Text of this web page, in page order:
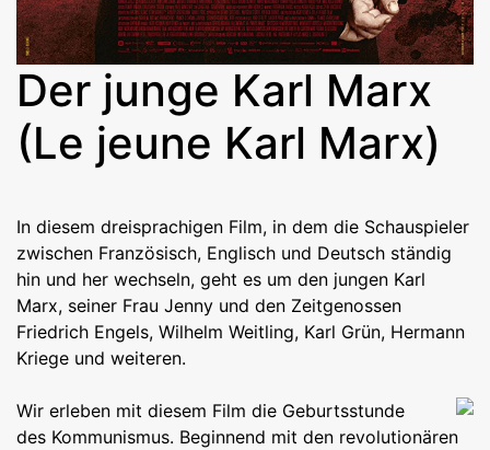
Der junge Karl Marx
(Le jeune Karl Marx)
In diesem dreisprachigen Film, in dem die Schauspieler
zwischen Französisch, Englisch und Deutsch ständig
hin und her wechseln, geht es um den jungen Karl
Marx, seiner Frau Jenny und den Zeitgenossen
Friedrich Engels, Wilhelm Weitling, Karl Grün, Hermann
Kriege und weiteren.
Wir erleben mit diesem Film die Geburtsstunde
des Kommunismus. Beginnend mit den revolutionären